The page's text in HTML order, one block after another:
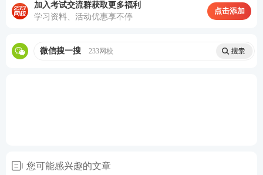
加入考试交流群获取更多福利
学习资料、活动优惠享不停
点击添加
微信搜一搜 233网校
您可能感兴趣的文章